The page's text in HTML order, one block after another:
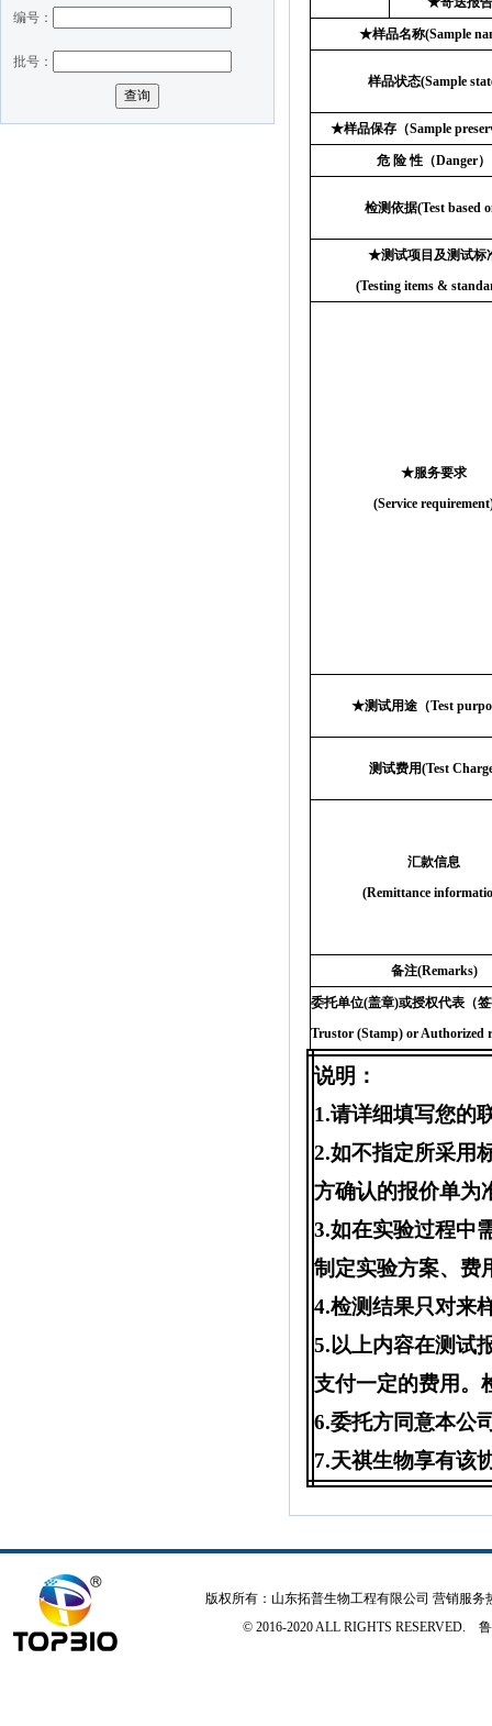
编号：
批号：
★样品名称(Sample
样品状态(Sample
★样品保存（Sample
危 险 性 （Danger）
检测依据(Test based
★测试项目及测试标
(Testing items &
★服务要求
(Service
★测试用途（Test
测试费用(Test
汇款信息
(Remittance
备注(Remarks)
委托单位(盖章)或授权代表（
Trustor (Stamp) or Authorized
说明：
1.请详细填写您的
2.如不指定所采用
方确认的报价单为
3.如在实验过程中
制定实验方案、费
4.检测结果只对来
5. 以上内容在测试
支付一定的费用。
6.委托方同意本公
7.天祺生物享有该
版权所有：山东拓普生物工程有限公司 营销服务
© 2016-2020 ALL RIGHTS RESERVED.